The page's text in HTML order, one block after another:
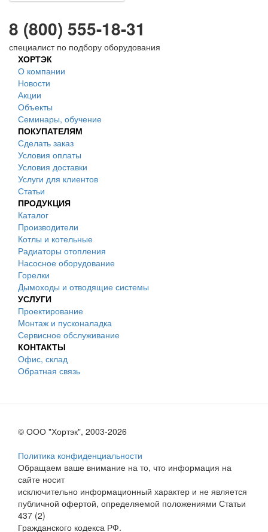
8 (800) 555-18-31
специалист по подбору оборудования
ХОРТЭК
О компании
Новости
Акции
Объекты
Семинары, обучение
ПОКУПАТЕЛЯМ
Сделать заказ
Условия оплаты
Условия доставки
Услуги для клиентов
Статьи
ПРОДУКЦИЯ
Каталог
Производители
Котлы и котельные
Радиаторы отопления
Насосное оборудование
Горелки
Дымоходы и отводящие системы
УСЛУГИ
Проектирование
Монтаж и пусконаладка
Сервисное обслуживание
КОНТАКТЫ
Офис, склад
Обратная связь
© ООО "Хортэк", 2003-2026
Политика конфиденциальности
Обращаем ваше внимание на то, что информация на
сайте носит
исключительно информационный характер и не является
публичной офертой, определяемой положениями Статьи
437 (2)
Гражданского кодекса РФ.